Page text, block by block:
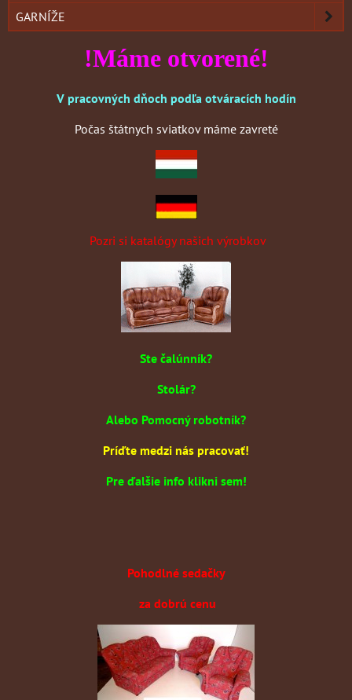
GARNÍŽE
!Máme otvorené!
V pracovných dňoch podľa otváracích hodín
Počas štátnych sviatkov máme zavreté
Pozri si katalógy našich výrobkov
Ste čalúnník?
Stolár?
Alebo Pomocný robotník?
Príďte medzi nás pracovať!
Pre ďalšie info klikni sem!
Pohodlné sedačky
za dobrú cenu